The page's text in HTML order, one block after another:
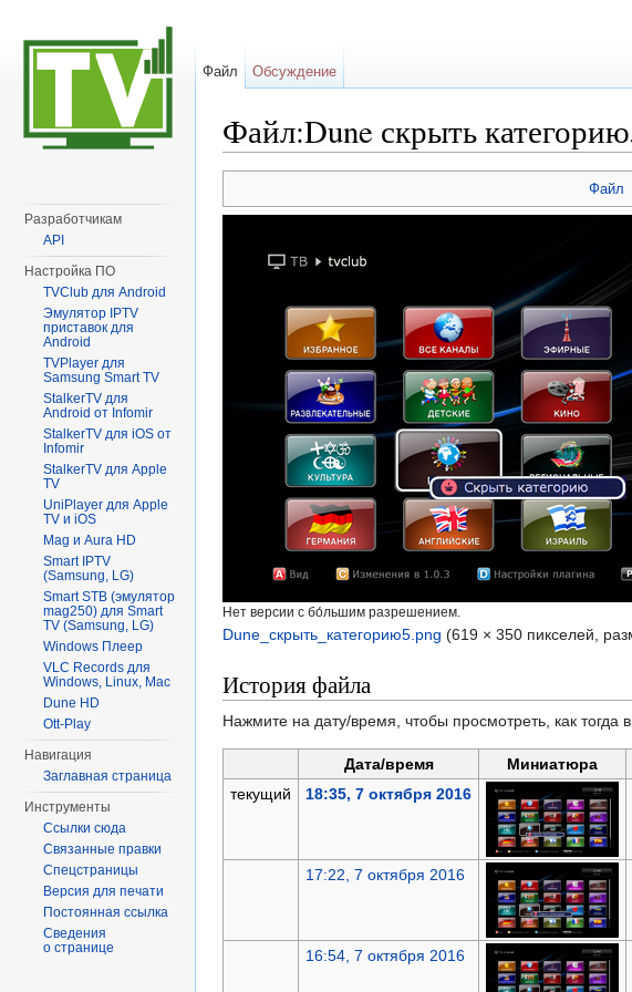
Файл:Dune скрыть
Файл
Нет версии с бо́льшим разрешением.
Dune_скрыть_категорию5.png (619 × 350 пикселей,
История файла
Нажмите на дату/время, чтобы просмотреть, как тогда
Дата/время Миниатюра
текущий
18:35, 7 октября 2016
17:22, 7 октября 2016
16:54, 7 октября 2016
Файл Обсуждение
Разработчикам
API
Настройка ПО
TVClub для Android
Эмулятор IPTV
приставок для
Android
TVPlayer для
Samsung Smart TV
StalkerTV для
Android от Infomir
StalkerTV для iOS от
Infomir
StalkerTV для Apple
TV
UniPlayer для Apple
TV и iOS
Mag и Aura HD
Smart IPTV
(Samsung, LG)
Smart STB (эмулятор
mag250) для Smart
TV (Samsung, LG)
Windows Плеер
VLC Records для
Windows, Linux, Mac
Dune HD
Ott-Play
Навигация
Заглавная страница
Инструменты
Ссылки сюда
Связанные правки
Спецстраницы
Версия для печати
Постоянная ссылка
Сведения
о странице